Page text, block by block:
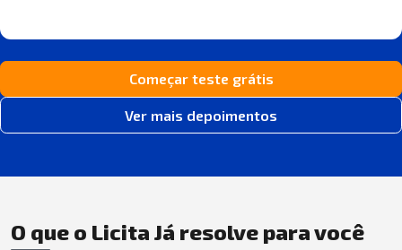
Começar teste grátis
Ver mais depoimentos
O que o Licita Já resolve para você